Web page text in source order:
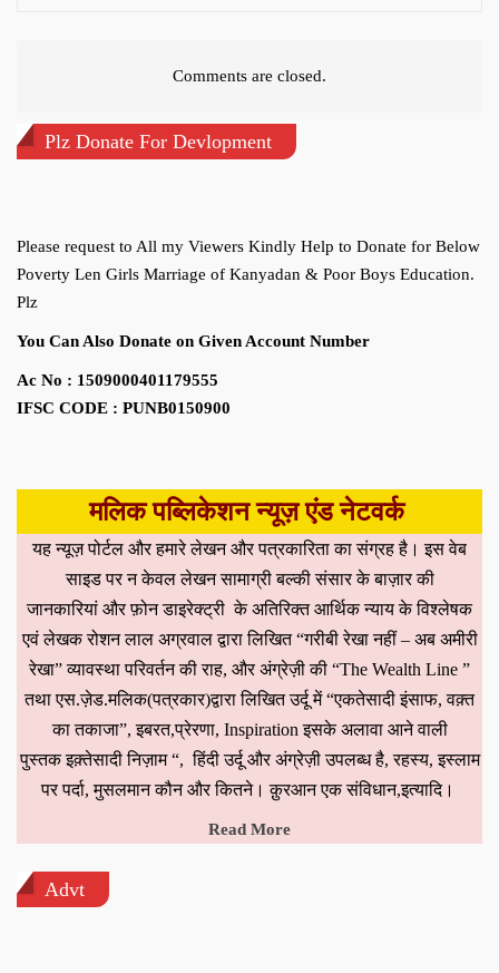
Comments are closed.
Plz Donate For Devlopment
Please request to All my Viewers Kindly Help to Donate for Below
Poverty Len Girls Marriage of Kanyadan & Poor Boys Education.
Plz
You Can Also Donate on Given Account Number
Ac No : 1509000401179555
IFSC CODE : PUNB0150900
मलिक पब्लिकेशन न्यूज़ एंड नेटवर्क
यह न्यूज़ पोर्टल और हमारे लेखन और पत्रकारिता का संग्रह है। इस वेब
साइड पर न केवल लेखन सामाग्री बल्की संसार के बाज़ार की
जानकारियां और फ़ोन डाइरेक्ट्री के अतिरिक्त आर्थिक न्याय के विश्लेषक
एवं लेखक रोशन लाल अग्रवाल द्वारा लिखित “गरीबी रेखा नहीं – अब अमीरी
रेखा” व्यावस्था परिवर्तन की राह, और अंग्रेज़ी की “The Wealth Line ”
तथा एस.ज़ेड.मलिक(पत्रकार)द्वारा लिखित उर्दू में “एकतेसादी इंसाफ, वक़्त
का तकाजा”, इबरत,प्रेरणा, Inspiration इसके अलावा आने वाली
पुस्तक इक़्तेसादी निज़ाम “, हिंदी उर्दू और अंग्रेज़ी उपलब्ध है, रहस्य, इस्लाम
पर पर्दा, मुसलमान कौन और कितने। क़ुरआन एक संविधान,इत्यादि।
Read More
Advt